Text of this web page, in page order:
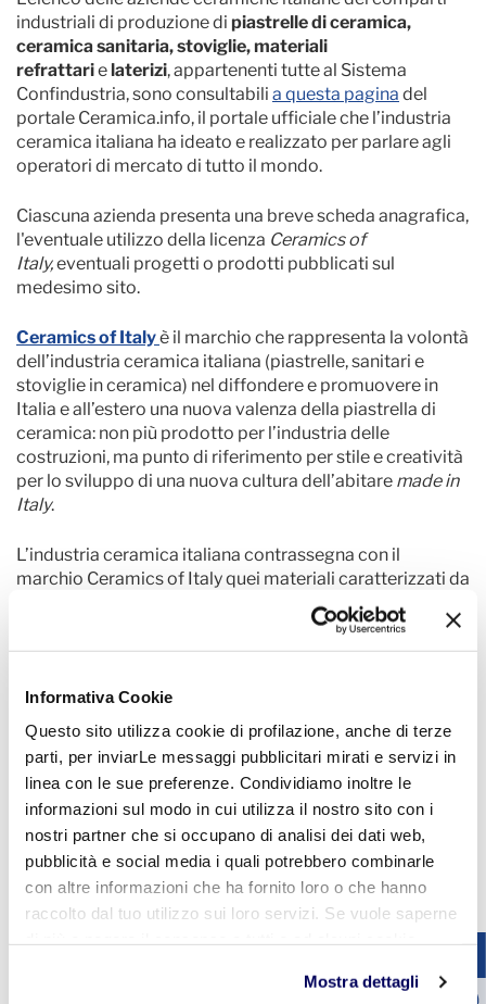
Informativa Cookie
Questo sito utilizza cookie di profilazione, anche di terze
parti, per inviarLe messaggi pubblicitari mirati e servizi in
linea con le sue preferenze. Condividiamo inoltre le
informazioni sul modo in cui utilizza il nostro sito con i
nostri partner che si occupano di analisi dei dati web,
pubblicità e social media i quali potrebbero combinarle
con altre informazioni che ha fornito loro o che hanno
raccolto dal tuo utilizzo sui loro servizi. Se vuole saperne
sul tasto "Accetta tutti". Se non vuole i cookie di
Mostra dettagli
industriali di produzione di piastrelle di ceramica,
ceramica sanitaria, stoviglie, materiali
refrattarielaterizi, appartenenti tutte al Sistema
Confindustria, sono consultabili a questa pagina del
portale Ceramica.info, il portale ufficiale che l’industria
ceramica italiana ha ideato e realizzato per parlare agli
operatori di mercato di tutto il mondo.
Ciascuna azienda presenta una breve scheda anagrafica,
l'eventuale utilizzo della licenza Ceramics of
Italy,eventuali progetti o prodotti pubblicati sul
medesimo sito.
Ceramics of Italyè il marchio che rappresenta la volontà
dell’industria ceramica italiana (piastrelle, sanitari e
stoviglie in ceramica) nel diffondere e promuovere in
Italia e all’estero una nuova valenza della piastrella di
ceramica: non più prodotto per l’industria delle
costruzioni, ma punto di riferimento per stile e creatività
per lo sviluppo di una nuova cultura dell’abitare made in
Italy.
L’industria ceramica italiana contrassegna con il
marchio Ceramics of Italy quei materiali caratterizzati da
un elevato design in grado di qualificare gli spazi
dell’abitare, frutto di moderne tecnologie che
producono nel massimo rispetto dell’ambiente, con una
costante ricerca dell’ottimizzazione delle risorse
impiegate, secondo i più elevati standard prestazionali e
di sostenibilità. Prodotto in Italia, attento all’ambiente.
Ceramics of Italy, promosso da Confindustria Ceramica,
è un marchio registrato di Edi.Cer. Spa, società di servizi
e organizzatore di Cersaie – Salone Internazionale della
Ceramica per l'Architettura e dell'Arredobagno.